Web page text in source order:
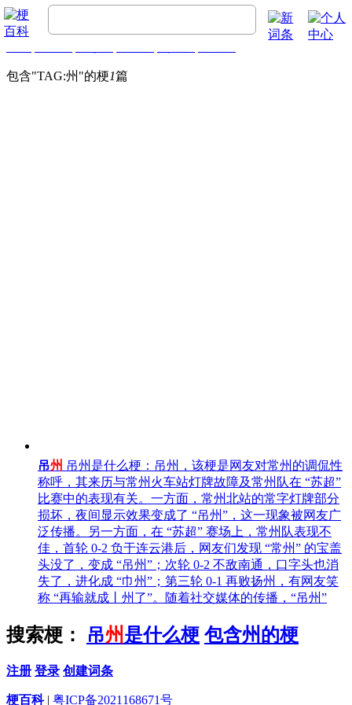
包含"TAG:州 "的梗1篇
吊州 吊州是什么梗：吊州，该梗是网友对常州的调侃性
称呼，其来历与常州火车站灯牌故障及常州队在 “苏超”
比赛中的表现有关。一方面，常州北站的常字灯牌部分
损坏，夜间显示效果变成了 “吊州”，这一现象被网友广
泛传播。另一方面，在 “苏超” 赛场上，常州队表现不
佳，首轮 0-2 负于连云港后，网友们发现 “常州” 的宝盖
头没了，变成 “吊州”；次轮 0-2 不敌南通，口字头也消
失了，进化成 “巾州”；第三轮 0-1 再败扬州，有网友笑
称 “再输就成丨州了”。随着社交媒体的传播，“吊州”
搜索梗： 吊州是什么梗 包含州的梗
注册 登录 创建词条
梗百科 | 粤ICP备2021168671号